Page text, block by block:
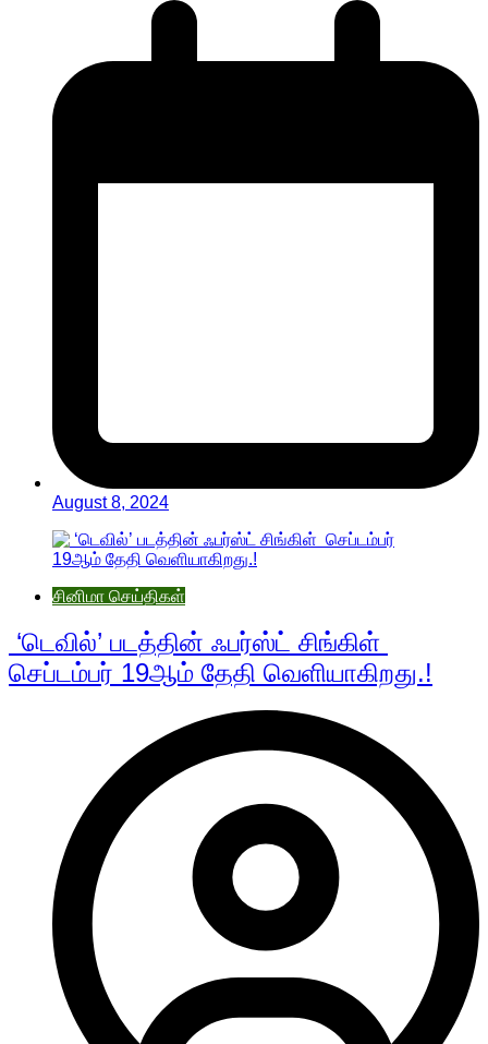
August 8, 2024
சினிமா செய்திகள்
‘டெவில்’ படத்தின் ஃபர்ஸ்ட் சிங்கிள்
செப்டம்பர் 19ஆம் தேதி வெளியாகிறது.!